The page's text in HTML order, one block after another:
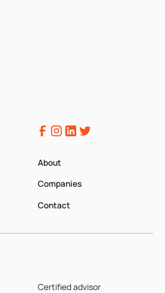
About
Companies
Contact
Certified advisor